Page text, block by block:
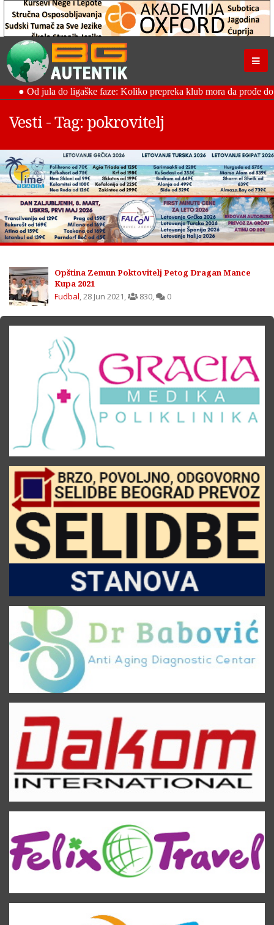
Vesti - Tag: pokrovitelj
Opština Zemun Poktovitelj Petog Dragan Mance
Kupa 2021
Fudbal,28 Jun 2021, 830, 0